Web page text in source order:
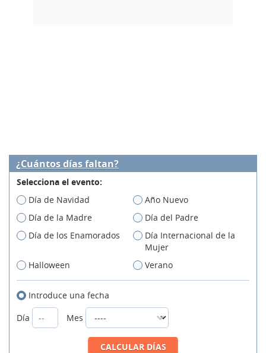
¿Cuántos días faltan?
Selecciona el evento:
Día de Navidad
Año Nuevo
Día de la Madre
Día del Padre
Día de los Enamorados
Día Internacional de la
Mujer
Halloween
Verano
Introduce una fecha
Día
Mes